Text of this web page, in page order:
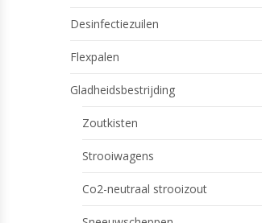
Desinfectiezuilen
Flexpalen
Gladheidsbestrijding
Zoutkisten
Strooiwagens
Co2-neutraal strooizout